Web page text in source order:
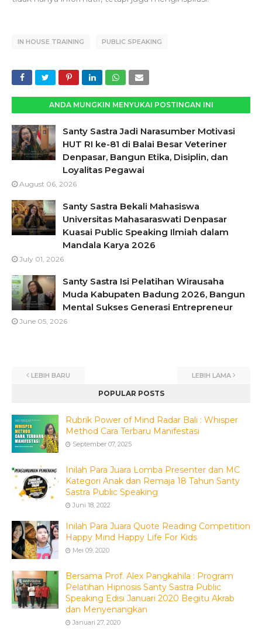
IN HOUSE TRAINING PUBLIC SPEAKING
ANDA MUNGKIN MENYUKAI POSTINGAN INI
Santy Sastra Jadi Narasumber Motivasi
HUT RI ke-81 di Balai Besar Veteriner
Denpasar, Bangun Etika, Disiplin, dan
Loyalitas Pegawai
August 06, 2026
Santy Sastra Bekali Mahasiswa
Universitas Mahasaraswati Denpasar
Kuasai Public Speaking Ilmiah dalam
Mandala Karya 2026
July 01, 2026
Santy Sastra Isi Pelatihan Wirausaha
Muda Kabupaten Badung 2026, Bangun
Mental Sukses Generasi Entrepreneur
June 05, 2026
LEBIH BARU LEBIH LAMA
POPULAR POSTS
Rubrik Power of Mind Radar Bali : Whisper
Method Cara Terbaru Manifestasi
September 07, 2025
Inilah Para Juara Lomba Presenter dan MC
Kategori Anak dan Remaja 18 Tahun Santy
Sastra Public Speaking
Juni 18, 2022
Inilah Para Juara Quote Reading Competition
Happy Mind Happy Life For Kids
Mei 09, 2020
Bersama Prof. Alex Pangkahila : Program
Pelatihan Hipnosis Santy Sastra Public
Speaking Edisi Januari 2020 Begitu Akrab
dan Menyenangkan
Januari 27, 2020